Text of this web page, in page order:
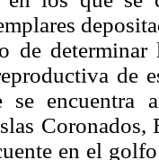
de
de
se encuentra
Coronados,
en el